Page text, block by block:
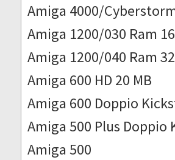
Amiga 4000/
Amiga 1200/030 Ram
Amiga 1200/040 Ram
Amiga 600 HD 20 MB
Amiga 600 Doppio
Amiga 500 Plus Doppio
Amiga 500